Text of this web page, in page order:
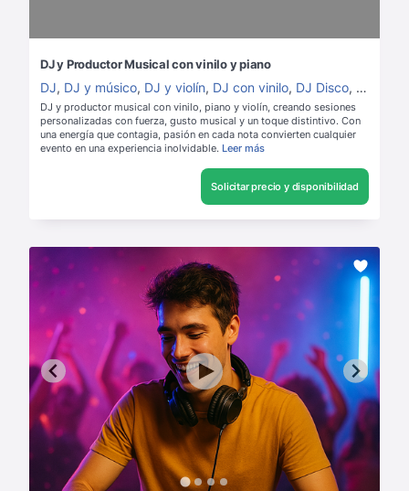
DJ y Productor Musical con vinilo y piano
DJ, DJ y músico, DJ y violín, DJ con vinilo, DJ Disco, DJ 80s/
DJ y productor musical con vinilo, piano y violín, creando sesiones
personalizadas con fuerza, gusto musical y un toque distintivo. Con
una energía que contagia, pasión en cada nota convierten cualquier
evento en una experiencia inolvidable. Leer más
Solicitar precio y disponibilidad